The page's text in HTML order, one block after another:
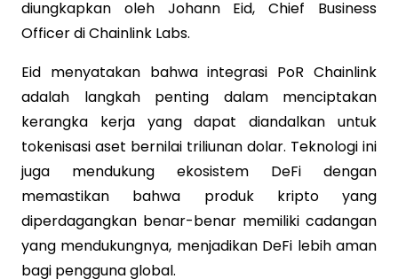
diungkapkan oleh Johann Eid, Chief Business
Officer di Chainlink Labs.
Eid menyatakan bahwa integrasi PoR Chainlink
adalah langkah penting dalam menciptakan
kerangka kerja yang dapat diandalkan untuk
tokenisasi aset bernilai triliunan dolar. Teknologi ini
juga mendukung ekosistem DeFi dengan
memastikan bahwa produk kripto yang
diperdagangkan benar-benar memiliki cadangan
yang mendukungnya, menjadikan DeFi lebih aman
bagi pengguna global.